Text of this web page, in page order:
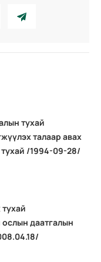
тухай
талаар авах
/1994-09-28/
даатгалын